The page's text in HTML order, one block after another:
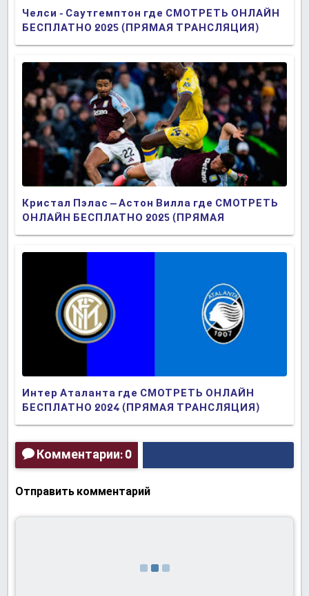
Челси - Саутгемптон где СМОТРЕТЬ ОНЛАЙН
БЕСПЛАТНО 2025 (ПРЯМАЯ ТРАНСЛЯЦИЯ)
Кристал Пэлас – Астон Вилла где СМОТРЕТЬ
ОНЛАЙН БЕСПЛАТНО 2025 (ПРЯМАЯ
ТРАНСЛЯЦИЯ)
Интер Аталанта где СМОТРЕТЬ ОНЛАЙН
БЕСПЛАТНО 2024 (ПРЯМАЯ ТРАНСЛЯЦИЯ)
Комментарии: 0
Отправить комментарий